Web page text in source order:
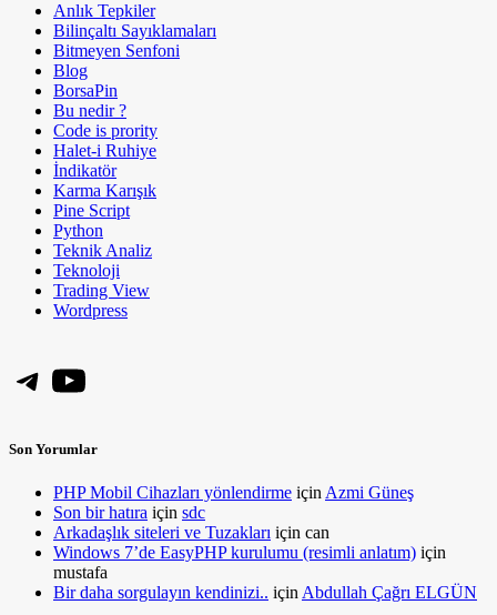
Anlık Tepkiler
Bilinçaltı Sayıklamaları
Bitmeyen Senfoni
Blog
BorsaPin
Bu nedir ?
Code is prority
Halet-i Ruhiye
İndikatör
Karma Karışık
Pine Script
Python
Teknik Analiz
Teknoloji
Trading View
Wordpress
Telegram
YouTube
Son Yorumlar
PHP Mobil Cihazları yönlendirme için Azmi Güneş
Son bir hatıra için sdc
Arkadaşlık siteleri ve Tuzakları için can
Windows 7’de EasyPHP kurulumu (resimli anlatım) için
mustafa
Bir daha sorgulayın kendinizi.. için Abdullah Çağrı ELGÜN